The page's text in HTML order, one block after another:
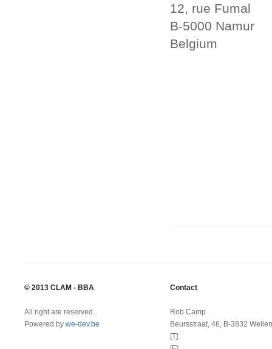
12, rue Fumal
B-5000 Namur
Belgium
© 2013 CLAM - BBA
All right are reserved.
Powered by we-dev.be
Contact
Rob Camp
Beursstraat, 46, B-3832 Wellen
[T]: